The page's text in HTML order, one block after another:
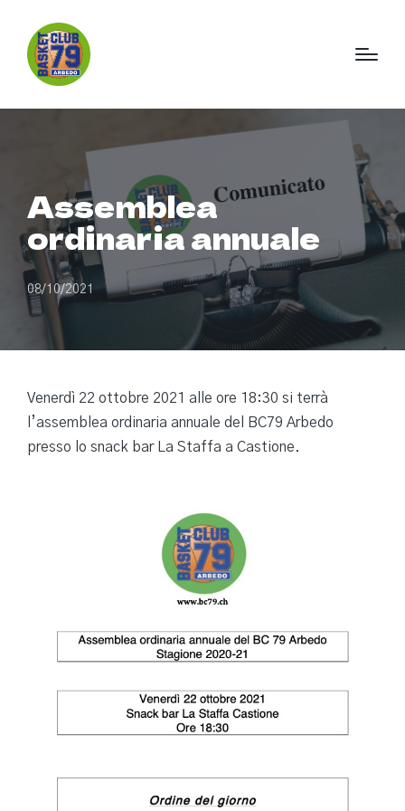
Assemblea
ordinaria annuale
08/10/2021
Venerdì 22 ottobre 2021 alle ore 18:30 si terrà
l’assemblea ordinaria annuale del BC79 Arbedo
presso lo snack bar La Staffa a Castione.